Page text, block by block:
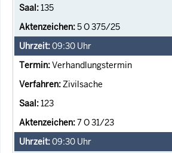
135
5 O 375/25
09:30 Uhr
Verhandlungstermin
Zivilsache
123
7 O 31/23
09:30 Uhr